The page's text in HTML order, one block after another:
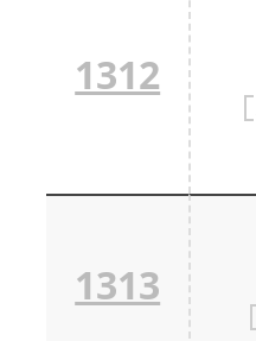
1312
1313